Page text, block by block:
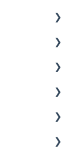
たい時は？
時は？
？
？
？